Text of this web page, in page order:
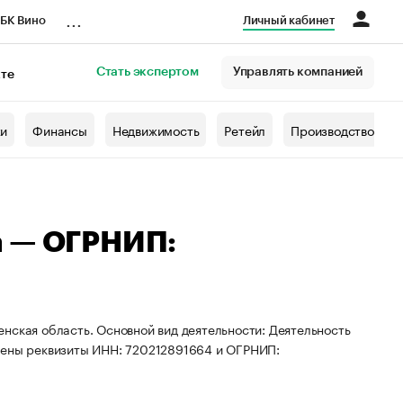
Вино Личный кабинет
Стать экспертом Управлять компанией
Финансы Недвижимость Ретейл Производство
— ОГРНИП:
область. Основной вид деятельности: Деятельность
реквизиты ИНН: 720212891664 и ОГРНИП: